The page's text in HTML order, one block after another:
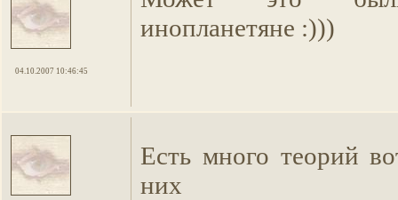
04.10.2007 10:46:45
инопланетяне :)))
Есть много теорий
них